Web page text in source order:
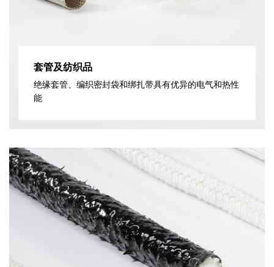
套管及纺织品
绝缘套管、编织密封袋和绑扎带具有优异的电气和热性
能